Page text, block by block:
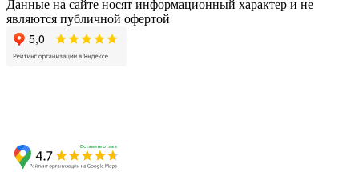
Данные на сайте носят информационный характер и не
являются публичной офертой